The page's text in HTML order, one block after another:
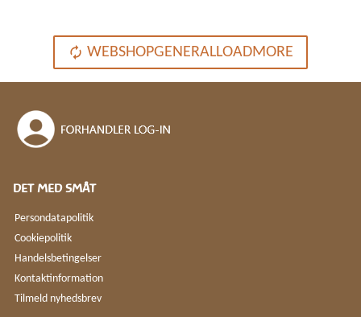
WEBSHOPGENERALLOADMORE
DET MED SMÅT
Persondatapolitik
Cookiepolitik
Handelsbetingelser
Kontaktinformation
Tilmeld nyhedsbrev